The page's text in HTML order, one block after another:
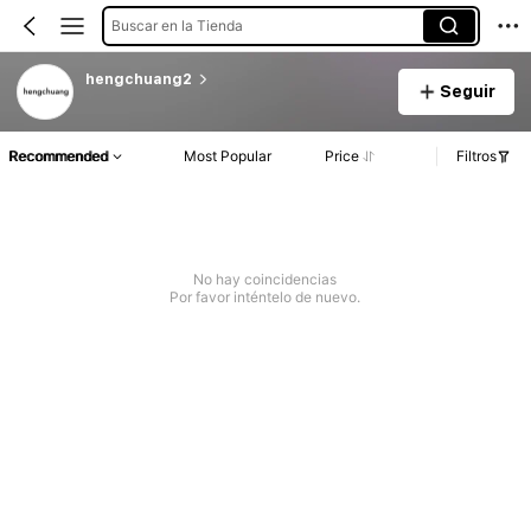
Buscar en la Tienda
hengchuang2
Seguir
Recommended Most Popular Price Filtros
No hay coincidencias
Por favor inténtelo de nuevo.